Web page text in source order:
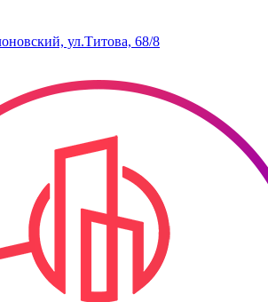
ул.Титова, 68/8